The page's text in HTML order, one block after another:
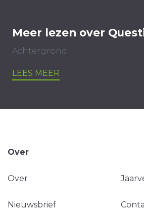
Meer lezen over
Achtergrond
LEES MEER
Over
Over
Nieuwsbrief